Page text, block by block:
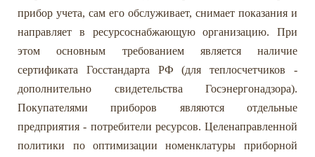
прибор учета, сам его обслуживает, снимает показания и
направляет в ресурсоснабжающую организацию. При
этом основным требованием является наличие
сертификата Госстандарта РФ (для теплосчетчиков -
дополнительно свидетельства Госэнергонадзора).
Покупателями приборов являются отдельные
предприятия - потребители ресурсов. Целенаправленной
политики по оптимизации номенклатуры приборной